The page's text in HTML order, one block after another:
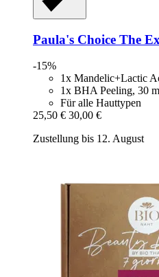
Paula's Choice The
-15%
1x Mandelic+Lactic
1x BHA Peeling, 30
Für alle Hauttypen
25,50 € 30,00 €
Zustellung bis 12. August